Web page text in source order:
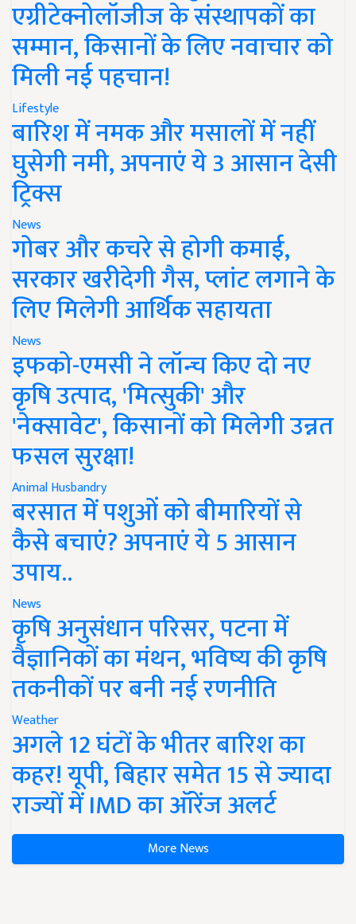
एग्रीटेक्नोलॉजीज के संस्थापकों का
सम्मान, किसानों के लिए नवाचार को
मिली नई पहचान!
Lifestyle
बारिश में नमक और मसालों में नहीं
घुसेगी नमी, अपनाएं ये 3 आसान देसी
ट्रिक्स
News
गोबर और कचरे से होगी कमाई,
सरकार खरीदेगी गैस, प्लांट लगाने के
लिए मिलेगी आर्थिक सहायता
News
इफको-एमसी ने लॉन्च किए दो नए
कृषि उत्पाद, 'मित्सुकी' और
'नेक्सावेट', किसानों को मिलेगी उन्नत
फसल सुरक्षा!
Animal Husbandry
बरसात में पशुओं को बीमारियों से
कैसे बचाएं? अपनाएं ये 5 आसान
उपाय..
News
कृषि अनुसंधान परिसर, पटना में
वैज्ञानिकों का मंथन, भविष्य की कृषि
तकनीकों पर बनी नई रणनीति
Weather
अगले 12 घंटों के भीतर बारिश का
कहर! यूपी, बिहार समेत 15 से ज्यादा
राज्यों में IMD का ऑरेंज अलर्ट
More News